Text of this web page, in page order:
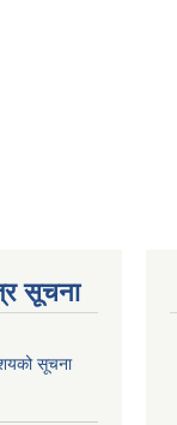
सूचना
सूचना